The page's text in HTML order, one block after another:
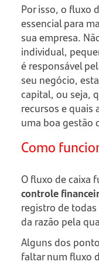
Por isso, o fluxo
essencial para
sua empresa.
individual,
é responsável
seu negócio,
capital, ou seja,
recursos e quais
uma boa gestão
Como
O fluxo de caixa
controle
registro de
da razão pela
Alguns dos
faltar num fluxo